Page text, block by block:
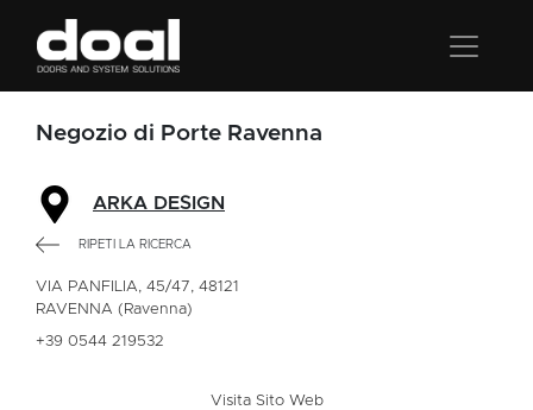
Negozio di Porte Ravenna
ARKA DESIGN
RIPETI LA RICERCA
VIA PANFILIA, 45/47, 48121
RAVENNA (Ravenna)
+39 0544 219532
Visita Sito Web